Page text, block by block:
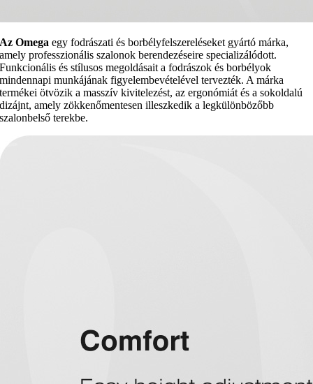
Az Omega egy fodrászati és borbélyfelszereléseket gyártó márka,
amely professzionális szalonok berendezéseire specializálódott.
Funkcionális és stílusos megoldásait a fodrászok és borbélyok
mindennapi munkájának figyelembevételével tervezték. A márka
termékei ötvözik a masszív kivitelezést, az ergonómiát és a sokoldalú
dizájnt, amely zökkenőmentesen illeszkedik a legkülönbözőbb
szalonbelső terekbe.